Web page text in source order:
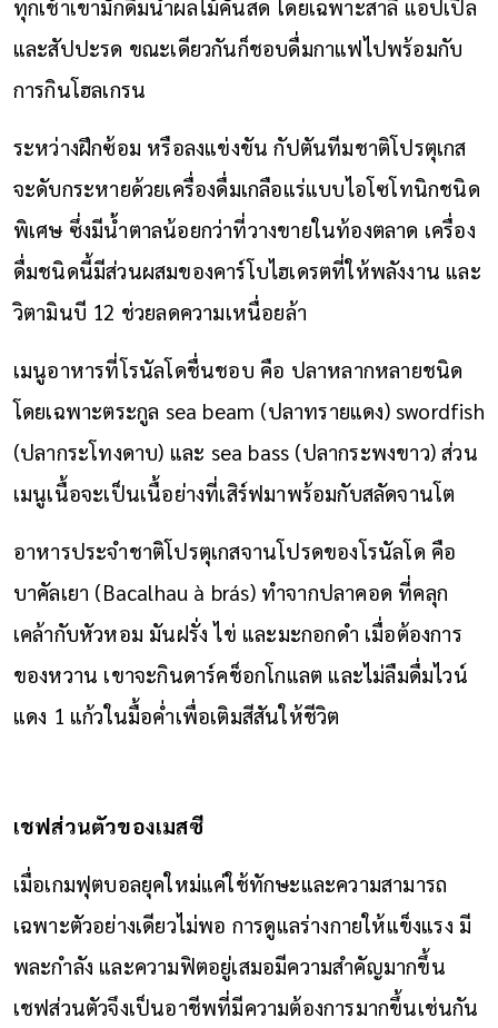
ทุกเช้าเขามักดื่มน้ำผลไม้คั้นสด โดยเฉพาะสาลี่ แอปเปิล
และสัปปะรด ขณะเดียวกันก็ชอบดื่มกาแฟไปพร้อมกับ
การกินโฮลเกรน
ระหว่างฝึกซ้อม หรือลงแข่งขัน กัปตันทีมชาติโปรตุเกส
จะดับกระหายด้วยเครื่องดื่มเกลือแร่แบบไอโซโทนิกชนิด
พิเศษ ซึ่งมีน้ำตาลน้อยกว่าที่วางขายในท้องตลาด เครื่อง
ดื่มชนิดนี้มีส่วนผสมของคาร์โบไฮเดรตที่ให้พลังงาน และ
วิตามินบี 12 ช่วยลดความเหนื่อยล้า
เมนูอาหารที่โรนัลโดชื่นชอบ คือ ปลาหลากหลายชนิด
โดยเฉพาะตระกูล sea beam (ปลาทรายแดง) swordfish
(ปลากระโทงดาบ) และ sea bass (ปลากระพงขาว) ส่วน
เมนูเนื้อจะเป็นเนื้อย่างที่เสิร์ฟมาพร้อมกับสลัดจานโต
อาหารประจำชาติโปรตุเกสจานโปรดของโรนัลโด คือ
บาคัลเยา (Bacalhau à brás) ทำจากปลาคอด ที่คลุก
เคล้ากับหัวหอม มันฝรั่ง ไข่ และมะกอกดำ เมื่อต้องการ
ของหวาน เขาจะกินดาร์คช็อกโกแลต และไม่ลืมดื่มไวน์
แดง 1 แก้วในมื้อค่ำเพื่อเติมสีสันให้ชีวิต
เชฟส่วนตัวของเมสซี
เมื่อเกมฟุตบอลยุคใหม่แค่ใช้ทักษะและความสามารถ
เฉพาะตัวอย่างเดียวไม่พอ การดูแลร่างกายให้แข็งแรง มี
พละกำลัง และความฟิตอยู่เสมอมีความสำคัญมากขึ้น
เชฟส่วนตัวจึงเป็นอาชีพที่มีความต้องการมากขึ้นเช่นกัน